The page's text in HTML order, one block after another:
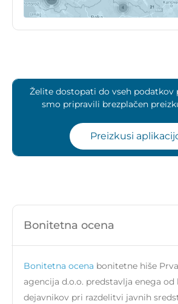
Želite dostopati do vseh podatkov
smo pripravili brezplačen
Preizkusi
Bonitetna ocena
Bonitetna ocena bonitetne hiše
agencija d.o.o. predstavlja enega od
dejavnikov pri razdelitvi javnih